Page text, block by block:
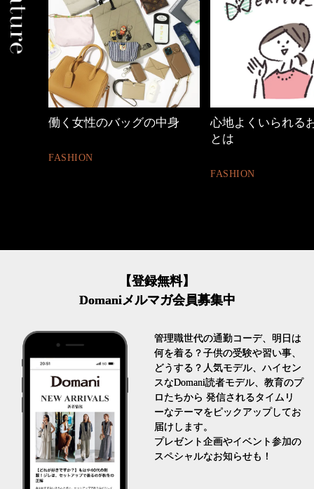
働く女性のバッグの中身
FASHION
心地よくいられる
とは
FASHION
【登録無料】
Domaniメルマガ会員募集中
管理職世代の通勤コーデ、明日は
何を着る？子供の受験や習い事、
どうする？人気モデル、ハイセン
スなDomani読者モデル、教育のプ
ロたちから 発信されるタイムリ
ーなテーマをピックアップしてお
届けします。
プレゼント企画やイベント参加の
スペシャルなお知らせも！